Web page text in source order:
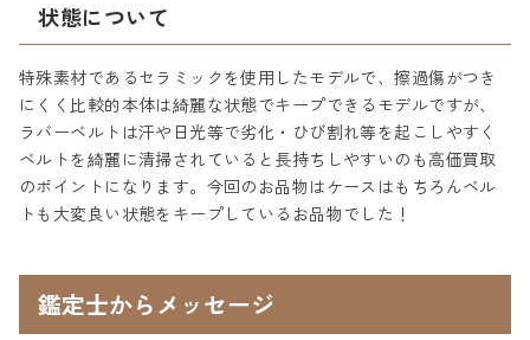
状態について
特殊素材であるセラミックを使用したモデルで、擦過傷がつき
にくく比較的本体は綺麗な状態でキープできるモデルですが、
ラバーベルトは汗や日光等で劣化・ひび割れ等を起こしやすく
ベルトを綺麗に清掃されていると長持ちしやすいのも高価買取
のポイントになります。今回のお品物はケースはもちろんベル
トも大変良い状態をキープしているお品物でした！
鑑定士からメッセージ